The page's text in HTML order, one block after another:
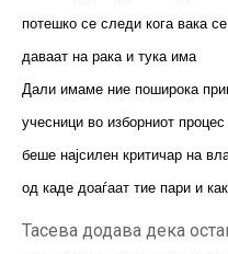
потешко се следи кога вака
даваат на рака и тука има
Дали имаме ние поширока
учесници во изборниот
беше најсилен критичар на
од каде доаѓаат тие пари и
Тасева додава дека